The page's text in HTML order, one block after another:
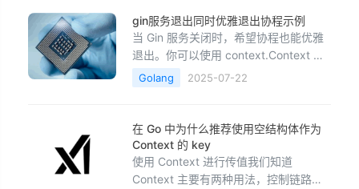
目介
gin服务退出同时优雅退出协程示例
当 Gin 服务关闭时，希望协程也能优雅
退出。你可以使用 context.Context 来
控制 goroutine 的生命周期，同时监听
系统信号来优雅地关闭 Gin 服务和后台
优雅退出package main import ( "c
Golang 2025-07-22
在 Go 中为什么推荐使用空结构体作为
Context 的 key
使用 Context 进行传值我们知道
Context 主要有两种用法，控制链路和